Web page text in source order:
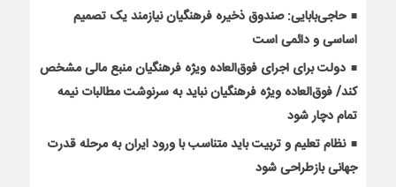
حاجی‌بابایی: صندوق ذخیره فرهنگیان نیازمند یک تصمیم
اساسی و دائمی است
دولت برای اجرای فوق‌العاده ویژه فرهنگیان منبع مالی مشخص
کند/ فوق‌العاده ویژه فرهنگیان نباید به سرنوشت مطالبات نیمه‌
تمام دچار شود
نظام تعلیم و تربیت باید متناسب با ورود ایران به مرحله قدرت
جهانی بازطراحی شود